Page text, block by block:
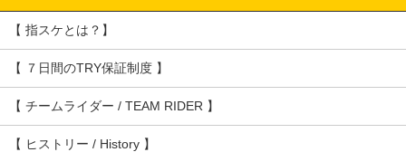
【 指スケとは？】
【 ７日間のTRY保証制度 】
【 チームライダー / TEAM RIDER 】
【 ヒストリー / History 】